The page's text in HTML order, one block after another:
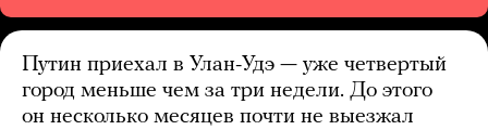
Путин приехал в Улан-Удэ — уже четвертый
город меньше чем за три недели. До этого
он несколько месяцев почти не выезжал